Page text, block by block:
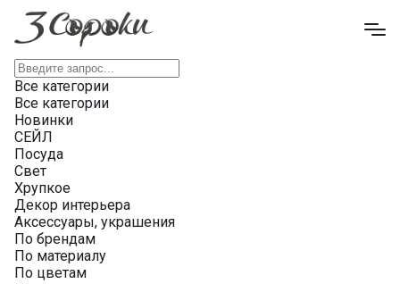
Все категории
Все категории
Новинки
СЕЙЛ
Посуда
Свет
Хрупкое
Декор интерьера
Аксессуары, украшения
По брендам
По материалу
По цветам